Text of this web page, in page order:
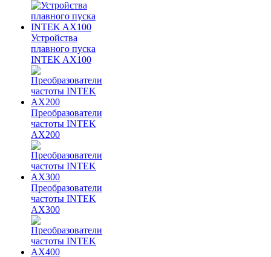
Устройства
плавного пуска
INTEK AX100
Преобразователи
частоты INTEK
AX200
Преобразователи
частоты INTEK
AX300